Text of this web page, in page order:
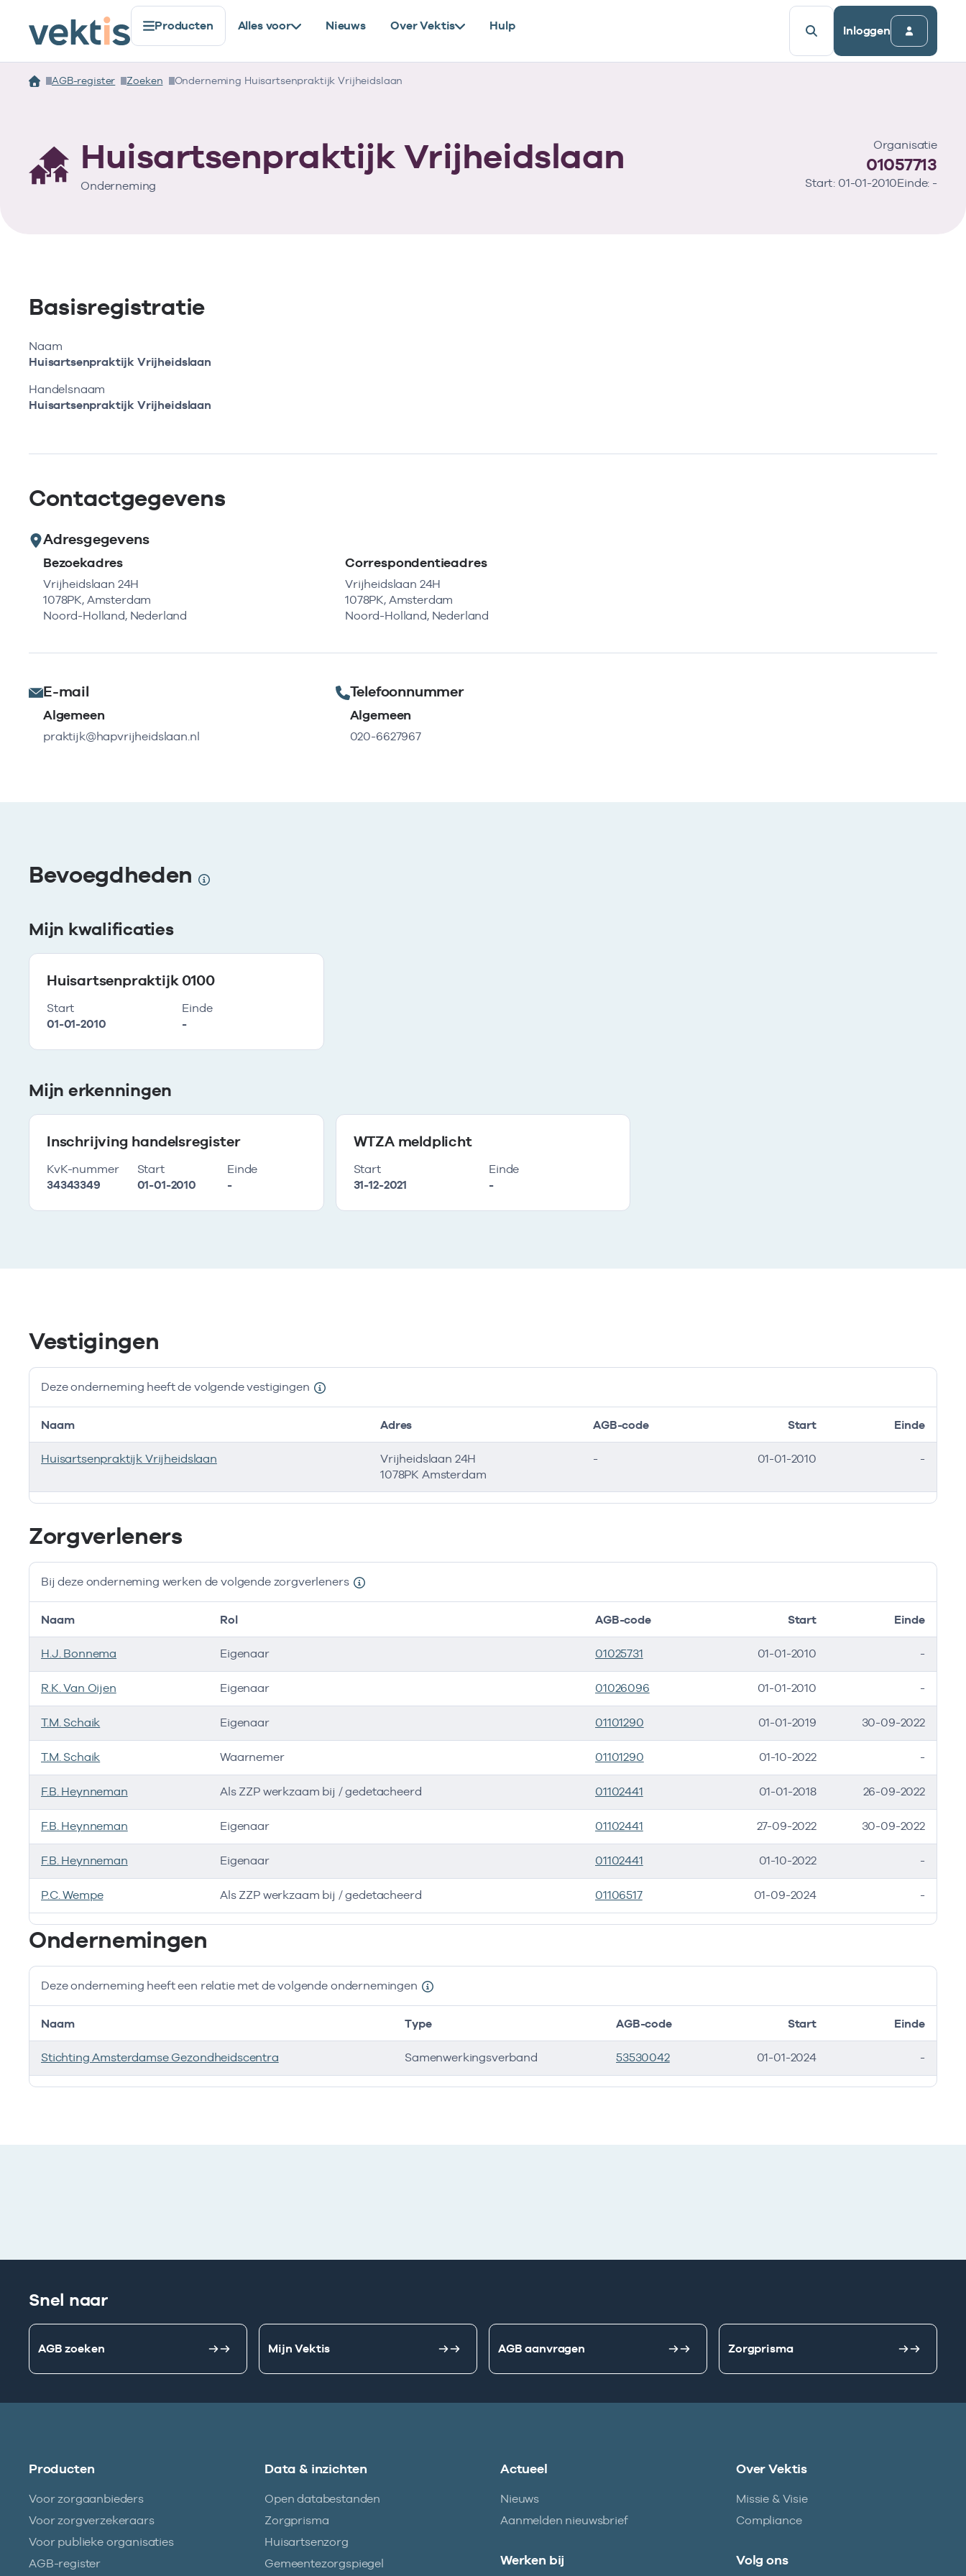
Producten Alles voor Nieuws Over Vektis Hulp Inloggen
AGB-register Zoeken Onderneming Huisartsenpraktijk Vrijheidslaan
Huisartsenpraktijk Vrijheidslaan
Onderneming
Organisatie
01057713
Start: 01-01-2010Einde: -
Basisregistratie
Naam
Huisartsenpraktijk Vrijheidslaan
Handelsnaam
Huisartsenpraktijk Vrijheidslaan
Contactgegevens
Adresgegevens
Bezoekadres
Vrijheidslaan 24H
1078PK, Amsterdam
Noord-Holland, Nederland
Correspondentieadres
Vrijheidslaan 24H
1078PK, Amsterdam
Noord-Holland, Nederland
E-mail
Algemeen
praktijk@hapvrijheidslaan.nl
Telefoonnummer
Algemeen
020-6627967
Bevoegdheden
Mijn kwalificaties
Huisartsenpraktijk 0100
Start
01-01-2010
Einde
-
Mijn erkenningen
Inschrijving handelsregister
KvK-nummer
34343349
Start
01-01-2010
Einde
-
WTZA meldplicht
Start
31-12-2021
Einde
-
Vestigingen
Deze onderneming heeft de volgende vestigingen
Deze onderneming heeft de volgende vestigingen
Naam Adres AGB-code Start Einde
Huisartsenpraktijk Vrijheidslaan
Vrijheidslaan 24H
1078PK Amsterdam
- 01-01-2010 -
Zorgverleners
Bij deze onderneming werken de volgende zorgverleners
Bij deze onderneming werken de volgende zorgverleners
Naam Rol AGB-code Start Einde
H.J. Bonnema Eigenaar 01025731 01-01-2010 -
R.K. Van Oijen Eigenaar 01026096 01-01-2010 -
T.M. Schaik Eigenaar 01101290 01-01-2019 30-09-2022
T.M. Schaik Waarnemer 01101290 01-10-2022 -
F.B. Heynneman Als ZZP werkzaam bij / gedetacheerd 01102441 01-01-2018 26-09-2022
F.B. Heynneman Eigenaar 01102441 27-09-2022 30-09-2022
F.B. Heynneman Eigenaar 01102441 01-10-2022 -
P.C. Wempe Als ZZP werkzaam bij / gedetacheerd 01106517 01-09-2024 -
Ondernemingen
Deze onderneming heeft een relatie met de volgende ondernemingen
Deze onderneming heeft een relatie met de volgende ondernemingen
Naam Type AGB-code Start Einde
Stichting Amsterdamse Gezondheidscentra Samenwerkingsverband 53530042 01-01-2024 -
Snel naar
AGB zoeken Mijn Vektis AGB aanvragen Zorgprisma
Producten
Voor zorgaanbieders
Voor zorgverzekeraars
Voor publieke organisaties
AGB-register
Data & inzichten
Open databestanden
Zorgprisma
Huisartsenzorg
Gemeentezorgspiegel
Actueel
Nieuws
Aanmelden nieuwsbrief
Over Vektis
Missie & Visie
Compliance
Werken bij Volg ons